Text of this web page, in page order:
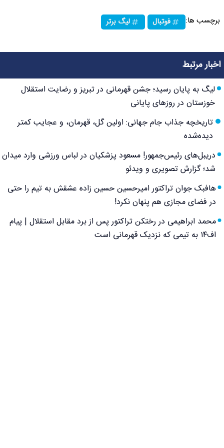
برچسب ها: فوتبال لیگ برتر
اخبار مرتبط
لیگ به پایان رسید؛ جشن قهرمانی در تبریز و رضایت استقلال
خوزستان در روزهای پایانی
تاریخچه جذاب جام جهانی: اولین گل، قهرمان، و عجایب کمتر
دیده‌شده
دریبل‌های رئیس‌جمهور! مسعود پزشکیان در لباس ورزشی وارد میدان
شد؛ گزارش تصویری و ویدئو
هافبک جوان تراکتور امیرحسین حسین زاده عشقش به تیم را حتی
در فضای مجازی هم پنهان نکرد!
محمد ابراهیمی در رختکن تراکتور پس از برد مقابل استقلال | پیام
اف۱۴ به تیمی که نزدیک قهرمانی است